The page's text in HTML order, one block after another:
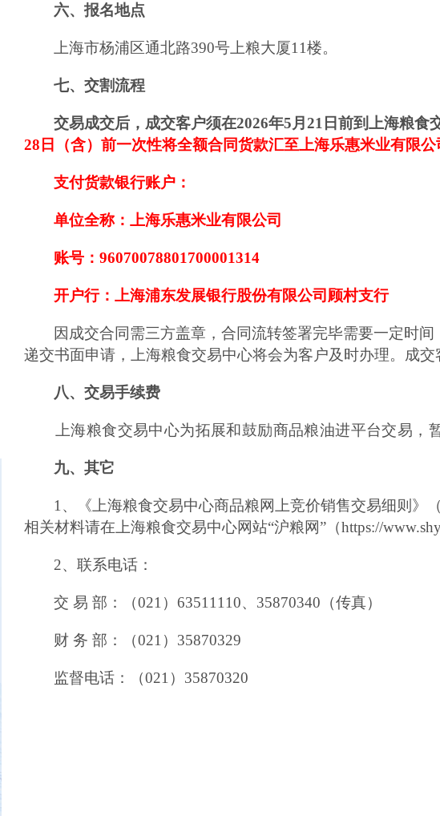
六、报名地点
上海市杨浦区通北路390号上粮大厦11楼。
七、交割流程
交易成交后，成交客户须在2026年5月21 日前到 上海粮
28 日（含） 前一次性将全额合同货款汇至上海乐惠米业有限
支付货款银行账户：
单位全称：上海乐惠米业有限公司
账号：96070078801700001314
开户行：上海浦东发展银行股份有限公司顾村支行
因成交合同需三方盖章，合同流转签署完毕需要一定时
递交书面申请，上海粮食交易中心将会为客户及时办理。成
八、交易手续费
上海粮食交易中心为拓展和鼓励商品粮油进平台交易，
九、其它
1、《上海粮食交易中心商品粮网上竞价销售交易细则》（
相关材料请在上海粮食交易中心网站“沪粮网”（https://
2、联系电话：
交 易 部：（021）63511110、35870340（传真）
财 务 部：（021）35870329
监督电话：（021）35870320